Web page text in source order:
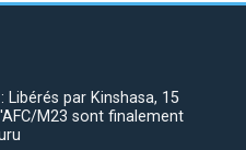
Libérés par Kinshasa, 15
M23 sont finalement